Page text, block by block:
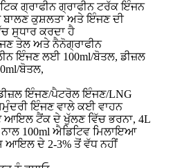
ਗ੍ਰਾਫੀਨ ਗ੍ਰਾਫੀਨ ਟਰੱਕ ਇੰਜਨ
ਕੁਸ਼ਲਤਾ ਅਤੇ ਇੰਜਣ ਦੀ
ਸੁਧਾਰ ਕਰਦਾ ਹੈ
ਤੇਲ ਅਤੇ ਨੈਨੋਗ੍ਰਾਫੀਨ
ਇੰਜਣ ਲਈ 100ml/ਬੋਤਲ, ਡੀਜ਼ਲ
ਬੋਤਲ,
ਇੰਜਣ/ਪੈਟਰੋਲ ਇੰਜਣ/LNG
ਇੰਜਣ ਵਾਲੇ ਕਈ ਵਾਹਨ
ਆਇਲ ਟੈਂਕ ਦੇ ਖੁੱਲਣ ਵਿੱਚ ਭਰਨਾ, 4L
100ml ਐਡਿਟਿਵ ਮਿਲਾਇਆ
ਆਇਲ ਦੇ 2-3% ਤੋਂ ਵੱਧ ਨਹੀਂ